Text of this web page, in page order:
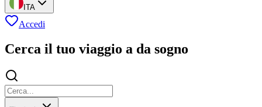
ITA
Accedi
Cerca il tuo viaggio a da sogno